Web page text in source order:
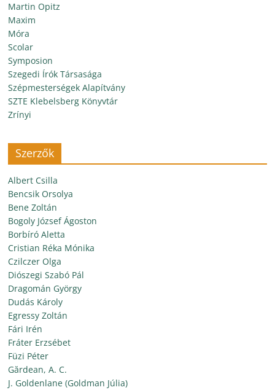
Martin Opitz
Maxim
Móra
Scolar
Symposion
Szegedi Írók Társasága
Szépmesterségek Alapítvány
SZTE Klebelsberg Könyvtár
Zrínyi
Szerzők
Albert Csilla
Bencsik Orsolya
Bene Zoltán
Bogoly József Ágoston
Borbíró Aletta
Cristian Réka Mónika
Czilczer Olga
Diószegi Szabó Pál
Dragomán György
Dudás Károly
Egressy Zoltán
Fári Irén
Fráter Erzsébet
Füzi Péter
Gărdean, A. C.
J. Goldenlane (Goldman Júlia)